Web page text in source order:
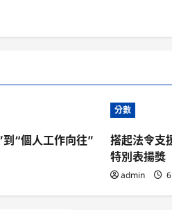
“個人工作向往”
分數
搭起法令支
特別表揚獎
admin